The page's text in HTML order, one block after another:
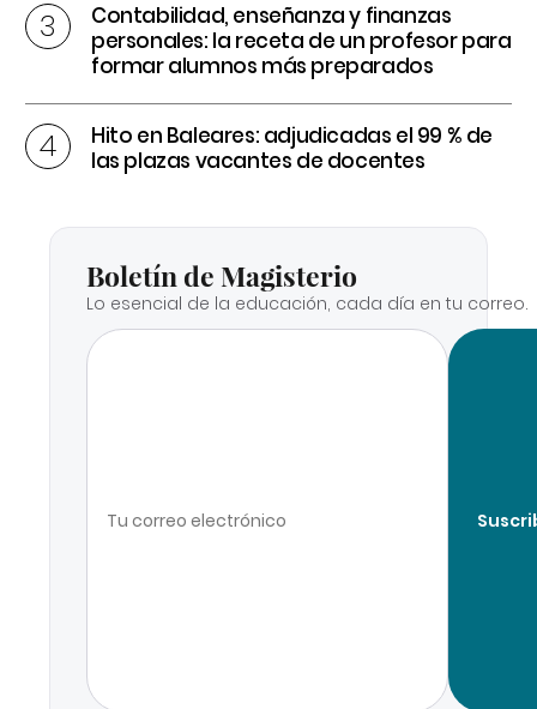
Contabilidad, enseñanza y finanzas
personales: la receta de un profesor para
formar alumnos más preparados
Hito en Baleares: adjudicadas el 99 % de
las plazas vacantes de docentes
Boletín de Magisterio
Lo esencial de la educación, cada día en tu correo.